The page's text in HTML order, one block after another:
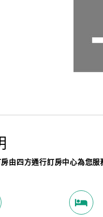
由四方通行訂房中心為您服